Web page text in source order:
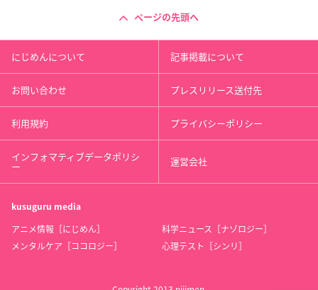
ページの先頭へ
にじめんについて 記事掲載について
お問い合わせ プレスリリース送付先
利用規約 プライバシーポリシー
インフォマティブデータポリシ
ー 運営会社
kusuguru media
アニメ情報［にじめん］
科学ニュース［ナゾロジー］
メンタルケア［ココロジー］
心理テスト［シンリ］